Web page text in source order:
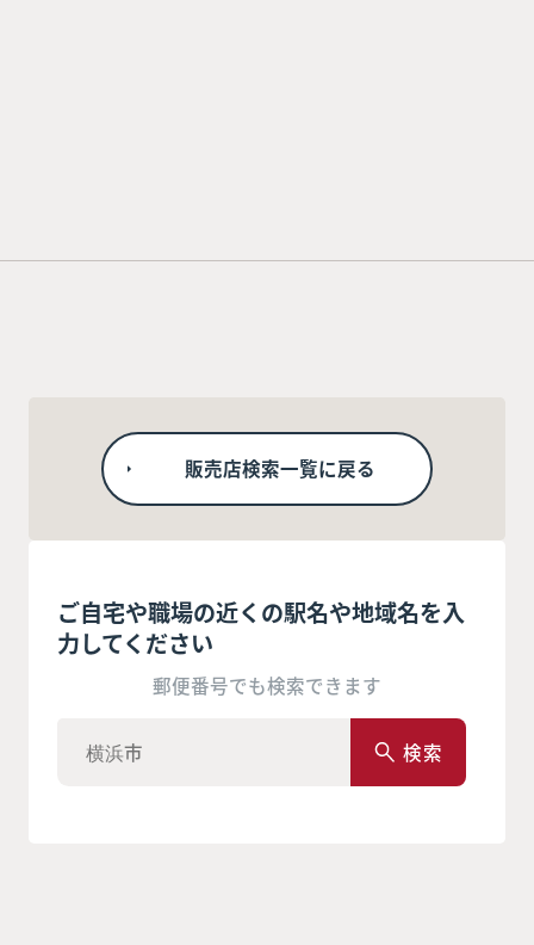
販売店検索一覧に戻る
ご自宅や職場の近くの駅名や地域名を入
力してください
郵便番号でも検索できます
検索